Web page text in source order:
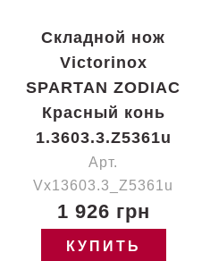
Складной нож
Victorinox
SPARTAN ZODIAC
Красный конь
1.3603.3.Z5361u
Арт.
Vx13603.3_Z5361u
1 926 грн
КУПИТЬ